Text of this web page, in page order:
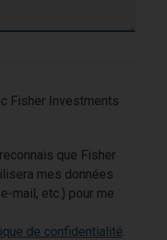
Fisher Investments
que Fisher
mes données
mail, etc.) pour me
de confidentialité.